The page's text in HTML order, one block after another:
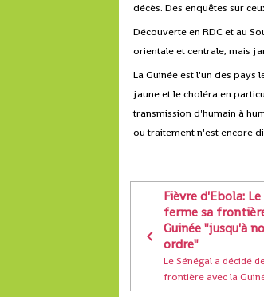
décès. Des enquêtes sur
Découverte en RDC et au
orientale et centrale, mais
La Guinée est l'un des
jaune et le choléra en
transmission d'humain à
ou traitement n'est encore
Fièvre d'Ebola:
ferme sa
Guinée "jusqu'à
ordre"
Le Sénégal a décidé
frontière avec la